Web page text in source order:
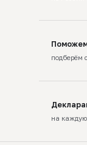
подберём
на